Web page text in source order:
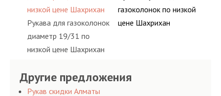
низкой цене Шахрихан
Рукава для газоколонок
диаметр 19/31 по
низкой цене Шахрихан
газоколонок по низкой
цене Шахрихан
Другие предложения
Рукав скидки Алматы